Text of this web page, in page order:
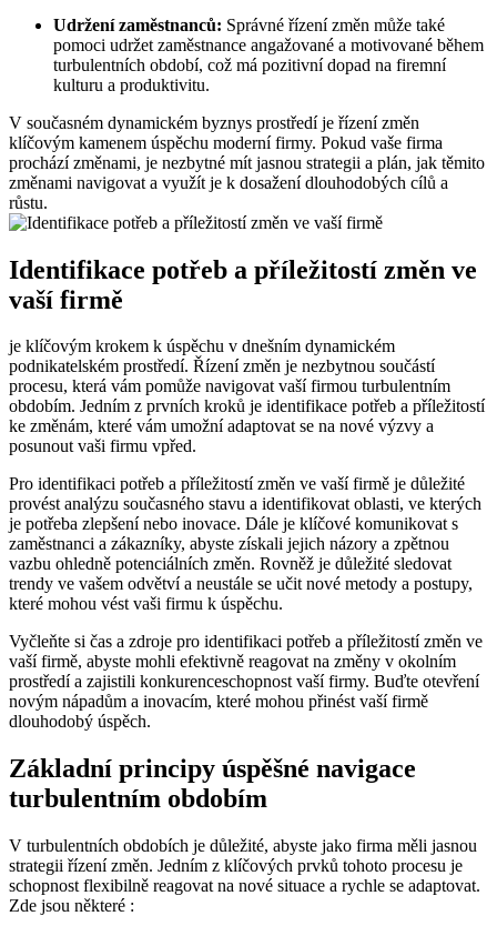
Udržení zaměstnanců: Správné řízení změn může také
pomoci udržet zaměstnance angažované a motivované během
turbulentních období, což má pozitivní dopad na firemní
kulturu a produktivitu.
V současném dynamickém byznys prostředí je řízení změn
klíčovým kamenem úspěchu moderní firmy. Pokud vaše firma
prochází změnami, je nezbytné mít jasnou strategii a plán, jak těmito
změnami navigovat a využít je k dosažení dlouhodobých cílů a
růstu.
Identifikace potřeb a příležitostí změn ve
vaší firmě
je klíčovým krokem k úspěchu v dnešním dynamickém
podnikatelském prostředí. Řízení změn je nezbytnou součástí
procesu, která vám pomůže navigovat vaší firmou turbulentním
obdobím. Jedním z prvních kroků je identifikace potřeb a příležitostí
ke změnám, které vám umožní adaptovat se na nové výzvy a
posunout vaši firmu vpřed.
Pro identifikaci potřeb a příležitostí změn ve vaší firmě je důležité
provést analýzu současného stavu a identifikovat oblasti, ve kterých
je potřeba zlepšení nebo inovace. Dále je klíčové komunikovat s
zaměstnanci a zákazníky, abyste získali jejich názory a zpětnou
vazbu ohledně potenciálních změn. Rovněž je důležité sledovat
trendy ve vašem odvětví a neustále se učit nové metody a postupy,
které mohou vést vaši firmu k úspěchu.
Vyčleňte si čas a zdroje pro identifikaci potřeb a příležitostí změn ve
vaší firmě, abyste mohli efektivně reagovat na změny v okolním
prostředí a zajistili konkurenceschopnost vaší firmy. Buďte otevření
novým nápadům a inovacím, které mohou přinést vaší firmě
dlouhodobý úspěch.
Základní principy úspěšné navigace
turbulentním obdobím
V turbulentních obdobích je důležité, abyste jako firma měli jasnou
strategii řízení změn. Jedním z klíčových prvků tohoto procesu je
schopnost flexibilně reagovat na nové situace a rychle se adaptovat.
Zde jsou některé :